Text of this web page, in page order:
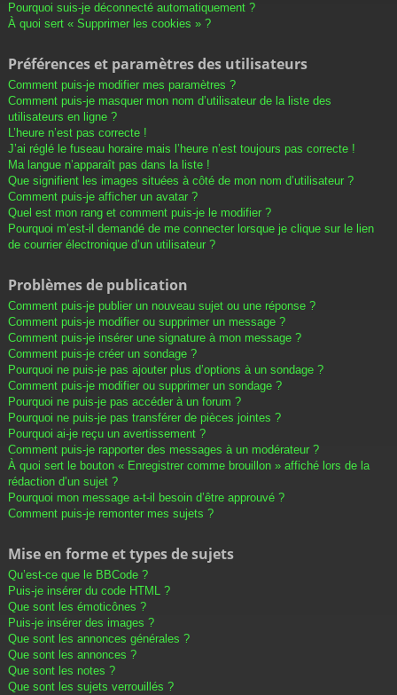
Pourquoi suis-je déconnecté automatiquement ?
À quoi sert « Supprimer les cookies » ?
Préférences et paramètres des utilisateurs
Comment puis-je modifier mes paramètres ?
Comment puis-je masquer mon nom d’utilisateur de la liste des
utilisateurs en ligne ?
L’heure n’est pas correcte !
J’ai réglé le fuseau horaire mais l’heure n’est toujours pas correcte !
Ma langue n’apparaît pas dans la liste !
Que signifient les images situées à côté de mon nom d’utilisateur ?
Comment puis-je afficher un avatar ?
Quel est mon rang et comment puis-je le modifier ?
Pourquoi m’est-il demandé de me connecter lorsque je clique sur le lien
de courrier électronique d’un utilisateur ?
Problèmes de publication
Comment puis-je publier un nouveau sujet ou une réponse ?
Comment puis-je modifier ou supprimer un message ?
Comment puis-je insérer une signature à mon message ?
Comment puis-je créer un sondage ?
Pourquoi ne puis-je pas ajouter plus d’options à un sondage ?
Comment puis-je modifier ou supprimer un sondage ?
Pourquoi ne puis-je pas accéder à un forum ?
Pourquoi ne puis-je pas transférer de pièces jointes ?
Pourquoi ai-je reçu un avertissement ?
Comment puis-je rapporter des messages à un modérateur ?
À quoi sert le bouton « Enregistrer comme brouillon » affiché lors de la
rédaction d’un sujet ?
Pourquoi mon message a-t-il besoin d’être approuvé ?
Comment puis-je remonter mes sujets ?
Mise en forme et types de sujets
Qu’est-ce que le BBCode ?
Puis-je insérer du code HTML ?
Que sont les émoticônes ?
Puis-je insérer des images ?
Que sont les annonces générales ?
Que sont les annonces ?
Que sont les notes ?
Que sont les sujets verrouillés ?